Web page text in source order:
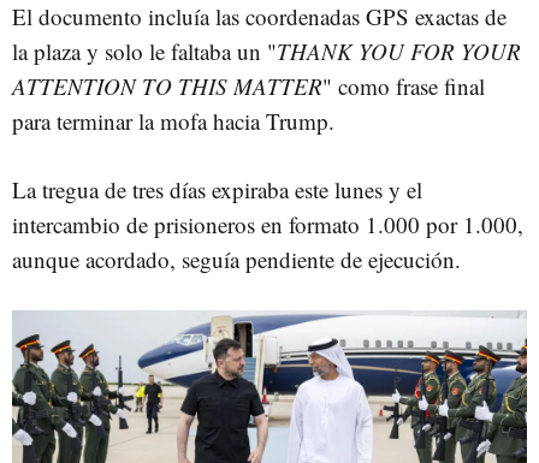
El documento incluía las coordenadas GPS exactas de
la plaza y solo le faltaba un "THANK YOU FOR YOUR
ATTENTION TO THIS MATTER" como frase final
para terminar la mofa hacia Trump.
La tregua de tres días expiraba este lunes y el
intercambio de prisioneros en formato 1.000 por 1.000,
aunque acordado, seguía pendiente de ejecución.